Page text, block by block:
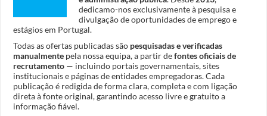
dedicamo-nos exclusivamente à pesquisa e
divulgação de oportunidades de emprego e
estágios em Portugal.
Todas as ofertas publicadas são pesquisadas e verificadas
manualmente pela nossa equipa, a partir defontes oficiais de
recrutamento — incluindo portais governamentais, sites
institucionais e páginas de entidades empregadoras. Cada
publicação é redigida de forma clara, completa e com ligação
direta à fonte original, garantindo acesso livre e gratuito a
informação fiável.